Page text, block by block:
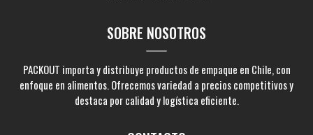
SOBRE NOSOTROS
PACKOUT importa y distribuye productos de empaque en Chile, con
enfoque en alimentos. Ofrecemos variedad a precios competitivos y
destaca por calidad y logística eficiente.